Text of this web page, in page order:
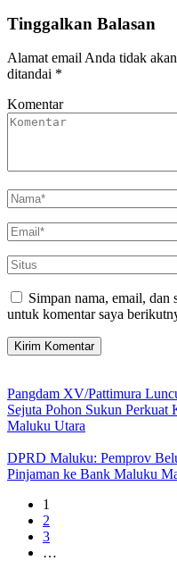
Tinggalkan Balasan
Alamat email Anda tidak
ditandai *
Komentar
Simpan nama, email, dan
untuk komentar saya
Pangdam XV/Pattimura
Sejuta Pohon Sukun Perkuat
Maluku Utara
DPRD Maluku: Pemprov
Pinjaman ke Bank Maluku
1
2
3
…